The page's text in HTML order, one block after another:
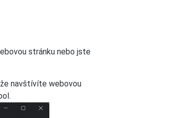
stránku nebo jste
navštívíte webovou